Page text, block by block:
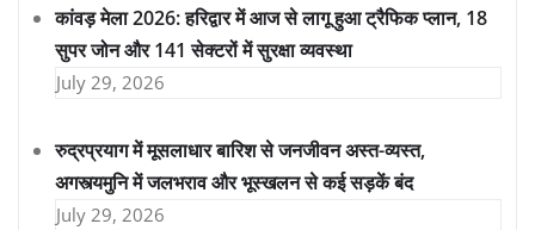
कांवड़ मेला 2026: हरिद्वार में आज से लागू हुआ ट्रैफिक प्लान, 18
सुपर जोन और 141 सेक्टरों में सुरक्षा व्यवस्था
July 29, 2026
रुद्रप्रयाग में मूसलाधार बारिश से जनजीवन अस्त-व्यस्त,
अगस्त्यमुनि में जलभराव और भूस्खलन से कई सड़कें बंद
July 29, 2026